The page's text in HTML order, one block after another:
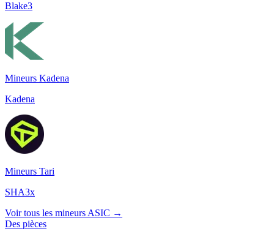
Blake3
Mineurs Kadena
Kadena
Mineurs Tari
SHA3x
Voir tous les mineurs ASIC →
Des pièces